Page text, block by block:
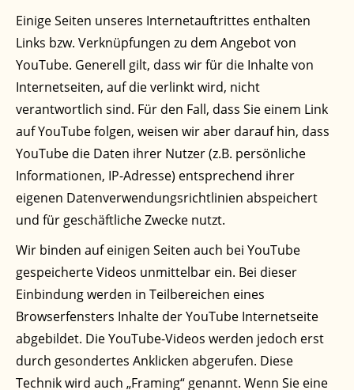
Einige Seiten unseres Internetauftrittes enthalten
Links bzw. Verknüpfungen zu dem Angebot von
YouTube. Generell gilt, dass wir für die Inhalte von
Internetseiten, auf die verlinkt wird, nicht
verantwortlich sind. Für den Fall, dass Sie einem Link
auf YouTube folgen, weisen wir aber darauf hin, dass
YouTube die Daten ihrer Nutzer (z.B. persönliche
Informationen, IP-Adresse) entsprechend ihrer
eigenen Datenverwendungsrichtlinien abspeichert
und für geschäftliche Zwecke nutzt.
Wir binden auf einigen Seiten auch bei YouTube
gespeicherte Videos unmittelbar ein. Bei dieser
Einbindung werden in Teilbereichen eines
Browserfensters Inhalte der YouTube Internetseite
abgebildet. Die YouTube-Videos werden jedoch erst
durch gesondertes Anklicken abgerufen. Diese
Technik wird auch „Framing“ genannt. Wenn Sie eine